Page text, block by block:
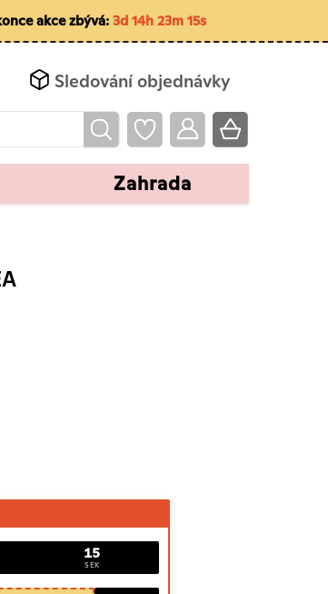
akce zbývá: 3d 14h 23m 14s
Sledování objednávky
Zahrada
14
SEK